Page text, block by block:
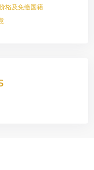
格及免缴国籍